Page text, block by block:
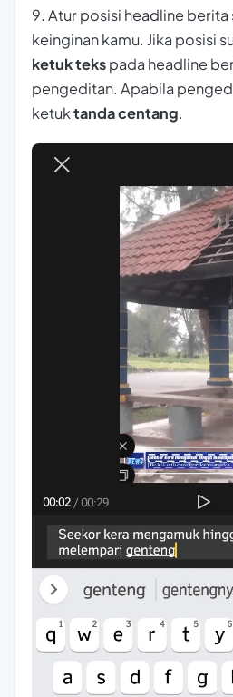
9. Atur posisi headline berita
keinginan kamu. Jika posisi
ketuk tekspada headline
pengeditan. Apabila
ketuktanda centang.